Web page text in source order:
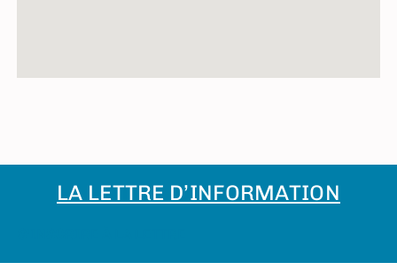
LA LETTRE D’INFORMATION